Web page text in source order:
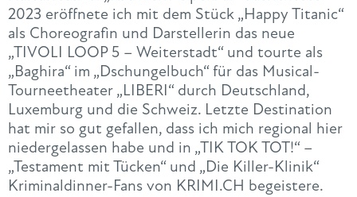
2023 eröffnete ich mit dem Stück „Happy Titanic“
als Choreografin und Darstellerin das neue
„TIVOLI LOOP 5 – Weiterstadt“ und tourte als
„Baghira“ im „Dschungelbuch“ für das Musical-
Tourneetheater „LIBERI“ durch Deutschland,
Luxemburg und die Schweiz. Letzte Destination
hat mir so gut gefallen, dass ich mich regional hier
niedergelassen habe und in „TIK TOK TOT!“ –
„Testament mit Tücken“ und „Die Killer-Klinik“
Kriminaldinner-Fans von KRIMI.CH begeistere.